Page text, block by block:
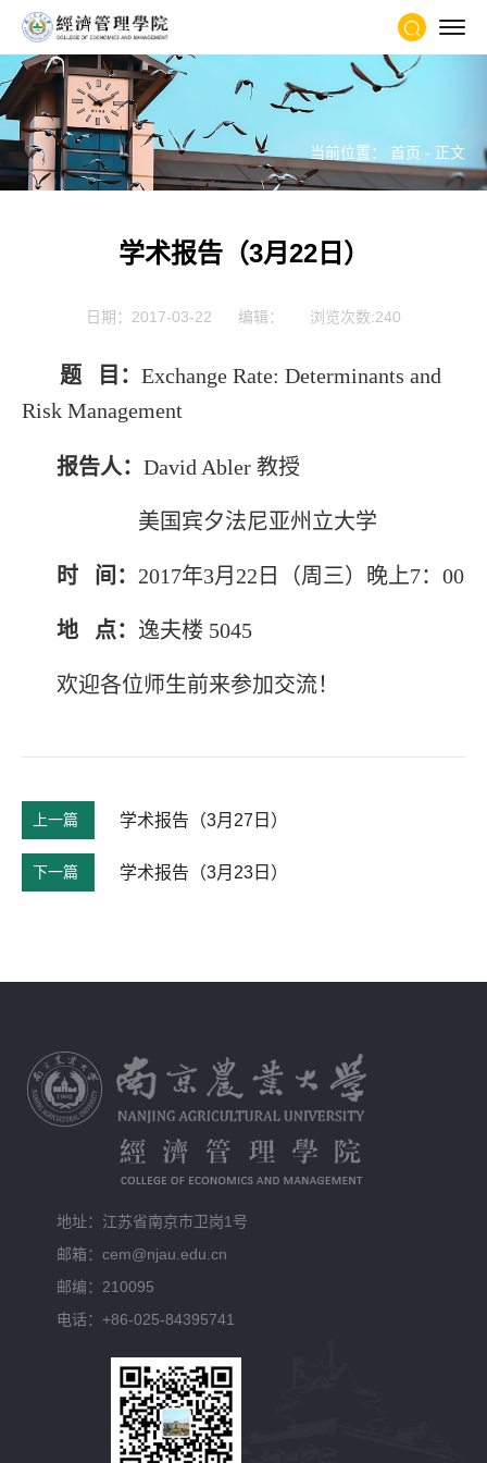
当前位置： 首页 - 正文
学术报告（3月22日）
日期：2017-03-22 编辑： 浏览次数:240
题 目： Exchange Rate: Determinants and
Risk Management
报告人： David Abler 教授
美国宾夕法尼亚州立大学
时 间： 2017年3月22日（周三）晚上7：00
地 点： 逸夫楼 5045
欢迎各位师生前来参加交流！
上一篇 学术报告（3月27日）
下一篇 学术报告（3月23日）
地址：江苏省南京市卫岗1号
邮箱：cem@njau.edu.cn
邮编：210095
电话：+86-025-84395741